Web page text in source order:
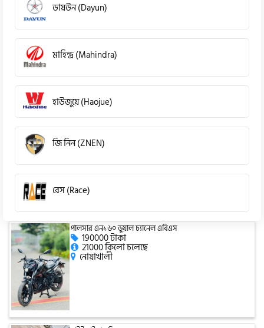
ডায়উন (Dayun)
মাহিন্দ্র (Mahindra)
হাউজুয়ে (Haojue)
জি নিন (ZNEN)
রেস (Race)
কিওয়ে (KeeWay)
পেগাসাস (Pagasus)
পালসার এন১৬০ ডুয়াল চ্যানেল এবিএস
190000 টাকা
21000 কিলো চলেছে
নোয়াখালী